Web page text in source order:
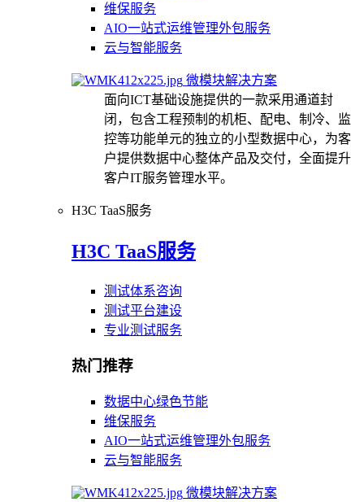
维保服务
AIO一站式运维管理外包服务
云与智能服务
微模块解决方案
面向ICT基础设施提供的一款采用通道封
闭，包含工程预制的机柜、配电、制冷、监
控等功能单元的独立的小型数据中心，为客
户提供数据中心整体产品及交付，全面提升
客户IT服务管理水平。
H3C TaaS服务
H3C TaaS服务
测试体系咨询
测试平台建设
专业测试服务
热门推荐
数据中心绿色节能
维保服务
AIO一站式运维管理外包服务
云与智能服务
微模块解决方案